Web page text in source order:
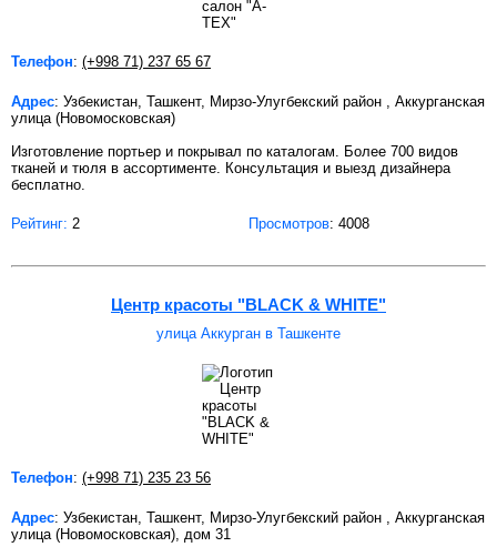
Телефон: (+998 71) 237 65 67
Адрес: Узбекистан, Ташкент, Мирзо-Улугбекский район , Аккурганская
улица (Новомосковская)
Изготовление портьер и покрывал по каталогам. Более 700 видов
тканей и тюля в ассортименте. Консультация и выезд дизайнера
бесплатно.
Рейтинг: 2 Просмотров: 4008
Центр красоты "BLACK & WHITE"
улица Аккурган в Ташкенте
Телефон: (+998 71) 235 23 56
Адрес: Узбекистан, Ташкент, Мирзо-Улугбекский район , Аккурганская
улица (Новомосковская), дом 31